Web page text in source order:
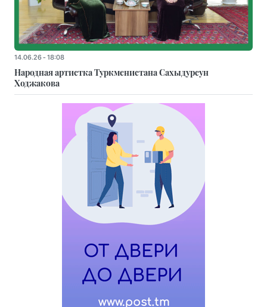
14.06.26 - 18:08
Народная артистка Туркменистана Сахыдурсун
Ходжакова